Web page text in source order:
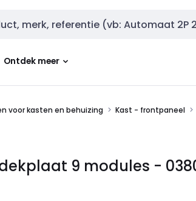
Ontdek meer
voor kasten en behuizing Kast - frontpaneel
9 modules -